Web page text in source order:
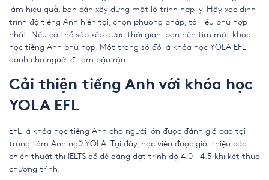
làm hiệu quả, bạn cần xây dựng một lộ trình hợp lý. Hãy xác định
trình độ tiếng Anh hiện tại, chọn phương pháp, tài liệu phù hợp
nhất. Nếu có thể sắp xếp được thời gian, bạn nên tìm một khóa
học tiếng Anh phù hợp. Một trong số đó là khóa học YOLA EFL
dành cho người đi làm bận rộn.
Cải thiện tiếng Anh với khóa học
YOLA EFL
EFL là khóa học tiếng Anh cho người lớn được đánh giá cao tại
trung tâm Anh ngữ YOLA. Tại đây, học viên được giới thiệu các
chiến thuật thi
IELTS để dễ dàng đạt trình độ 4.0 – 4.5 khi kết thúc
chương trình.